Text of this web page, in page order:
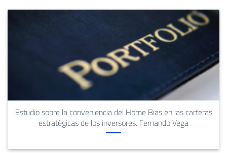
Estudio sobre la conveniencia del Home Bias en las carteras
estratégicas de los inversores. Fernando Vega